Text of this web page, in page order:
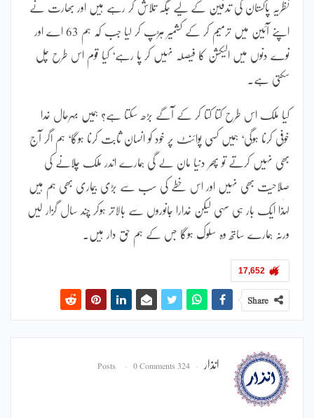
نظریہ پاکستان کی تدفین کے لیے جگہ تلاش کر رہے ہیں اور بھارت نے
اپنے آئین میں ترمیم کر کے کشمیر ہڑپ کر لیا جب کہ ہم 63 اے اور
نوے دنوں میں الیکشن کا فیصلہ نہیں کر پا رہے‘ کیا قوم اس طرح چل
سکتی ہے۔
کیا ملک اس طرح کتا کتا کر کے آگے بڑھ سکتا ہے؟ ہمیں بہرحال خدا
خوفی کرنا ہوگی‘ ہمیں کسی پوائنٹ پر خود کو انسان ثابت کرنا ہوگا‘ ہم اگر آج
بھی نہیں کرتے تو پھر دنیا مان لے گی ہمارے اندر ملک چلانے کی
صلاحیت بھی نہیں اور اس خطے کی سب سے بڑی بیماری بھی ہم ہیں
لہٰذا ایک بار ہی سہی لیکن خدارا جانوروں سے بالاتر ہوکر چند سال گزار لیں
ورنہ ہمارے ساتھ وہ سلوک ہوگا جس کے ہم حق دار ہیں۔
17,652
Share
انذار 324 Posts
0 Comments